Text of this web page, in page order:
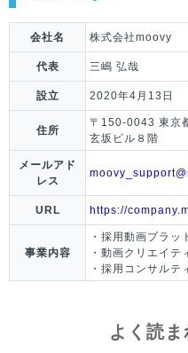
会社名 株式会社moovy
代表 三嶋 弘哉
設立 2020年4月13日
住所
〒150-0043 東京
玄坂ビル８階
メールアド
レス
URL https://
事業内容
・採用動画プラッ
・動画クリエイテ
・採用コンサルテ
よく読